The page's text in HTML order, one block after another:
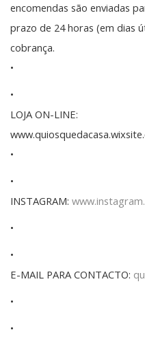
encomendas são enviadas
prazo de 24 horas (em dias
cobrança.
•
•
LOJA ON-LINE:
•
•
INSTAGRAM:
•
•
E-MAIL PARA CONTACTO:
•
•